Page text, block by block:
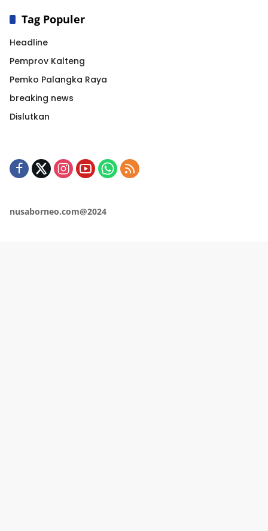
Tag Populer
Headline
Pemprov Kalteng
Pemko Palangka Raya
breaking news
Dislutkan
nusaborneo.com@2024